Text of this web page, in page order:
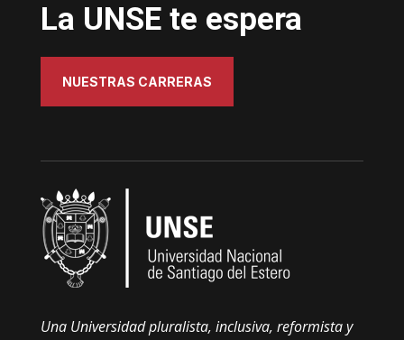
La UNSE te espera
NUESTRAS CARRERAS
Una Universidad pluralista, inclusiva, reformista y